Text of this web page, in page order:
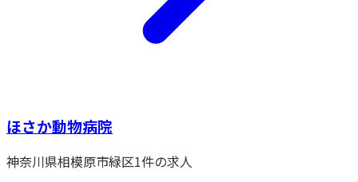
ほさか動物病院
神奈川県相模原市緑区1件の求人